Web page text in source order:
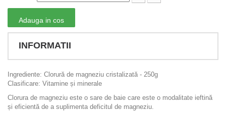
Adauga in cos
INFORMATII
Ingrediente: Clorură de magneziu cristalizată - 250g
Clasificare: Vitamine și minerale
Clorura de magneziu este o sare de baie care este o modalitate ieftină
și eficientă de a suplimenta deficitul de magneziu.